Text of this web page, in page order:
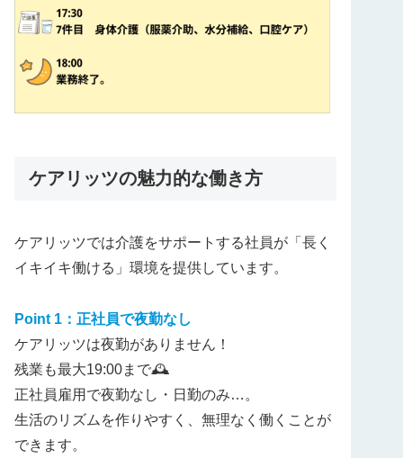
ケアリッツの魅力的な働き方
ケアリッツでは介護をサポートする社員が「長く
イキイキ働ける」環境を提供しています。
Point 1：正社員で夜勤なし
ケアリッツは夜勤がありません！
残業も最大19:00まで🕰️
正社員雇用で夜勤なし・日勤のみ…。
生活のリズムを作りやすく、無理なく働くことが
できます。